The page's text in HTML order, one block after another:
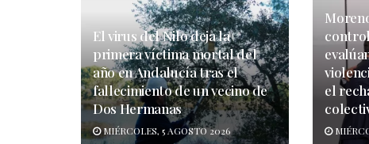
El virus del Nilo deja la
primera víctima mortal del
año en Andalucía tras el
fallecimiento de un vecino de
Dos Hermanas
MIÉRCOLES, 5 AGOSTO 2026
el